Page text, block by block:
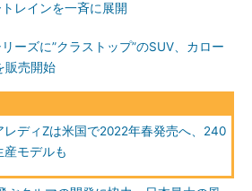
レインを一斉に展開
ーズに”クラストップ”のSUV、カロー
販売開始
レディZは米国で2022年春発売へ、240
産モデルも